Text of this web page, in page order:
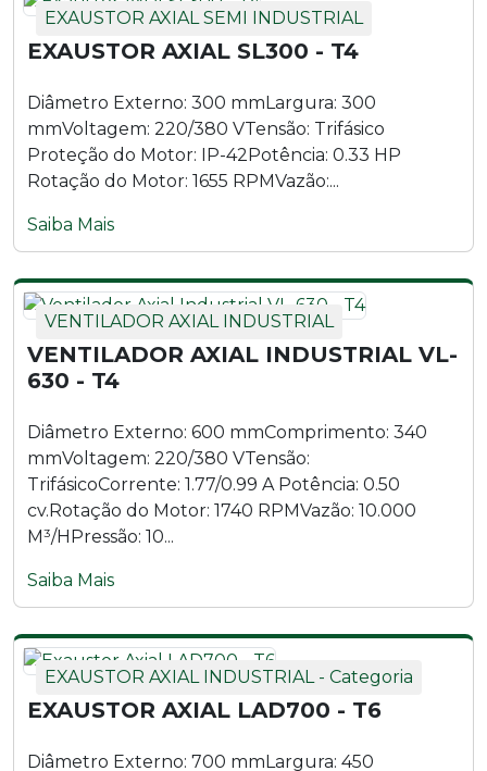
EXAUSTOR AXIAL SEMI INDUSTRIAL
EXAUSTOR AXIAL SL300 - T4
Diâmetro Externo: 300 mmLargura: 300
mmVoltagem: 220/380 VTensão: Trifásico
Proteção do Motor: IP-42Potência: 0.33 HP
Rotação do Motor: 1655 RPMVazão:...
Saiba Mais
VENTILADOR AXIAL INDUSTRIAL
VENTILADOR AXIAL INDUSTRIAL VL-
630 - T4
Diâmetro Externo: 600 mmComprimento: 340
mmVoltagem: 220/380 VTensão:
TrifásicoCorrente: 1.77/0.99 A Potência: 0.50
cv.Rotação do Motor: 1740 RPMVazão: 10.000
M³/HPressão: 10...
Saiba Mais
EXAUSTOR AXIAL INDUSTRIAL - Categoria
EXAUSTOR AXIAL LAD700 - T6
Diâmetro Externo: 700 mmLargura: 450